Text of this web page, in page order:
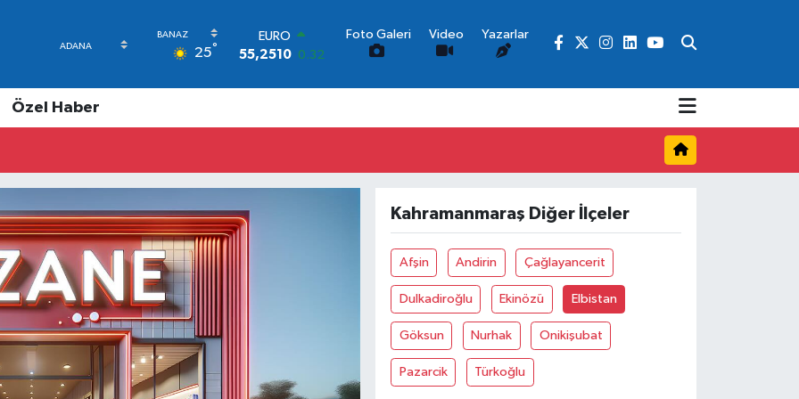
25°
55,2510
STERLİN
BITCOIN
64.815,30 -0.1
47,7436
Foto Galeri Video Yazarlar
Özel Haber
Kahramanmaraş Diğer İlçeler
Afşin Andirin Çağlayancerit
Dulkadiroğlu Ekinözü Elbistan
Göksun Nurhak Onikişubat
Pazarcik Türkoğlu